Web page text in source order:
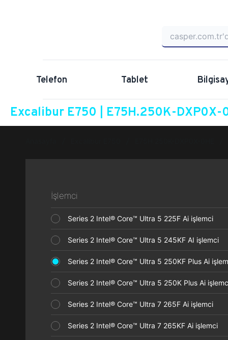
Telefon Tablet
Excalibur E750 | E75H.250K-DXP0X-
İşlemci
Series 2 Intel® Core™ Ultra 5 225F Ai işlemci
Series 2 Intel® Core™ Ultra 5 245KF AI işlemci
Series 2 Intel® Core™ Ultra 5 250KF Plus Ai
Series 2 Intel® Core™ Ultra 5 250K Plus Ai
Series 2 Intel® Core™ Ultra 7 265F Ai işlemci
Series 2 Intel® Core™ Ultra 7 265KF Ai işlemci